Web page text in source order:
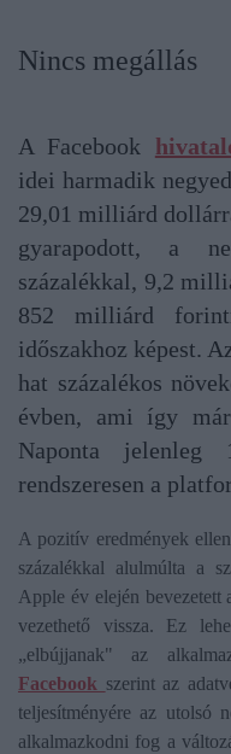
Nincs megállás
A Facebook
idei harmadik
29,01 milliárd
gyarapodott, a
százalékkal, 9,2
852 milliárd
időszakhoz képest.
hat százalékos
évben, ami így
Naponta jelenleg
rendszeresen a
A pozitív eredmények
százalékkal alulmúlta a
Apple év elején bevezetett
vezethető vissza. Ez
„elbújjanak" az
Facebook szerint az
teljesítményére az utolsó
alkalmazkodni fog a